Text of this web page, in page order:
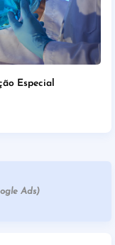
Especial
Ads)